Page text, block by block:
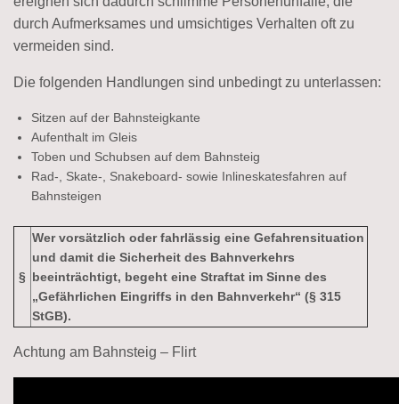
durch Aufmerksames und umsichtiges Verhalten oft zu
vermeiden sind.
Die folgenden Handlungen sind unbedingt zu unterlassen:
Sitzen auf der Bahnsteigkante
Aufenthalt im Gleis
Toben und Schubsen auf dem Bahnsteig
Rad-, Skate-, Snakeboard- sowie Inlineskatesfahren auf
Bahnsteigen
§
Wer vorsätzlich oder fahrlässig eine Gefahrensituation
und damit die Sicherheit des Bahnverkehrs
beeinträchtigt, begeht eine Straftat im Sinne des
„Gefährlichen Eingriffs in den Bahnverkehr“ (§ 315
StGB).
Achtung am Bahnsteig – Flirt